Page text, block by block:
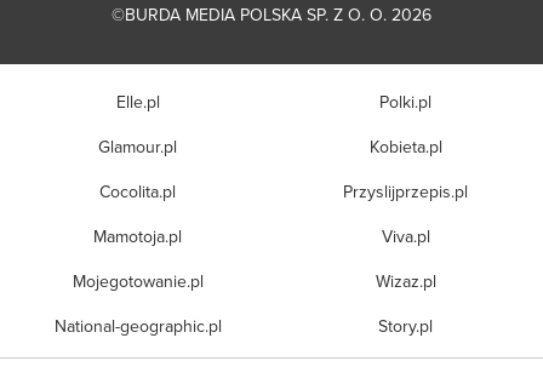
©BURDA MEDIA POLSKA SP. Z O. O. 2026
Elle.pl
Glamour.pl
Cocolita.pl
Mamotoja.pl
Mojegotowanie.pl
National-geographic.pl
Polki.pl
Kobieta.pl
Przyslijprzepis.pl
Viva.pl
Wizaz.pl
Story.pl